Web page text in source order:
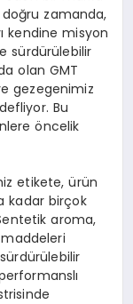
doğru zamanda,
kendine misyon
sürdürülebilir
olan GMT
gezegenimiz
Bu
öncelik
etikete, ürün
kadar birçok
aroma,